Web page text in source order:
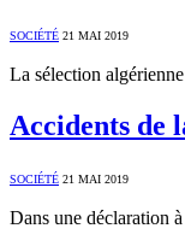
SOCIÉTÉ 21 MAI 2019
La sélection
Accidents de
SOCIÉTÉ 21 MAI 2019
Dans une déclaration